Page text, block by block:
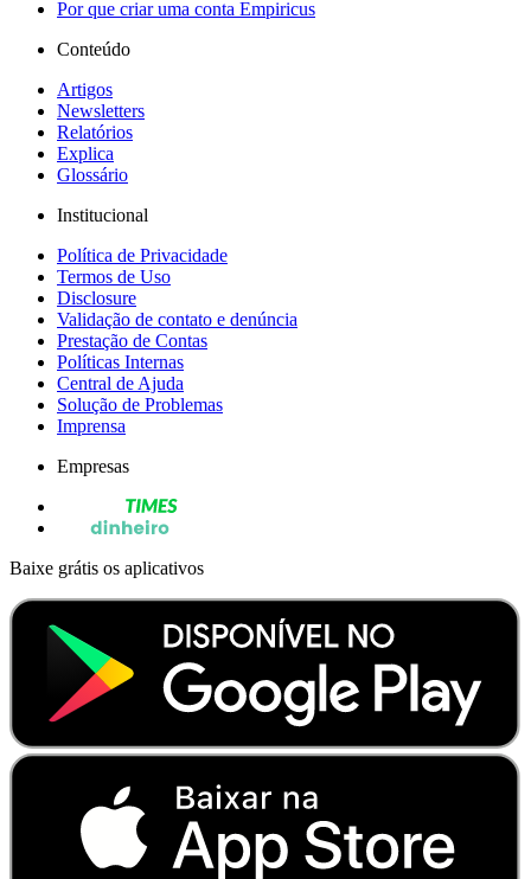
Por que criar uma conta Empiricus
Conteúdo
Artigos
Newsletters
Relatórios
Explica
Glossário
Institucional
Política de Privacidade
Termos de Uso
Disclosure
Validação de contato e denúncia
Prestação de Contas
Políticas Internas
Central de Ajuda
Solução de Problemas
Imprensa
Empresas
Baixe grátis os aplicativos